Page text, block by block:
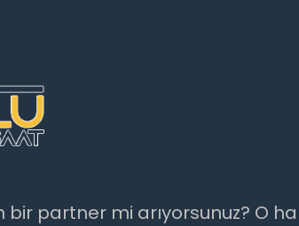
partner mi arıyorsunuz? O